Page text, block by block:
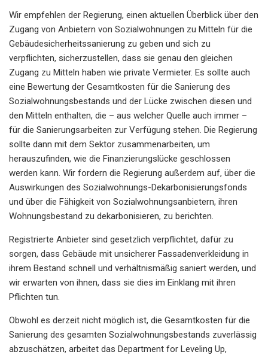
Wir empfehlen der Regierung, einen aktuellen Überblick über den
Zugang von Anbietern von Sozialwohnungen zu Mitteln für die
Gebäudesicherheitssanierung zu geben und sich zu
verpflichten, sicherzustellen, dass sie genau den gleichen
Zugang zu Mitteln haben wie private Vermieter. Es sollte auch
eine Bewertung der Gesamtkosten für die Sanierung des
Sozialwohnungsbestands und der Lücke zwischen diesen und
den Mitteln enthalten, die – aus welcher Quelle auch immer –
für die Sanierungsarbeiten zur Verfügung stehen. Die Regierung
sollte dann mit dem Sektor zusammenarbeiten, um
herauszufinden, wie die Finanzierungslücke geschlossen
werden kann. Wir fordern die Regierung außerdem auf, über die
Auswirkungen des Sozialwohnungs-Dekarbonisierungsfonds
und über die Fähigkeit von Sozialwohnungsanbietern, ihren
Wohnungsbestand zu dekarbonisieren, zu berichten.
Registrierte Anbieter sind gesetzlich verpflichtet, dafür zu
sorgen, dass Gebäude mit unsicherer Fassadenverkleidung in
ihrem Bestand schnell und verhältnismäßig saniert werden, und
wir erwarten von ihnen, dass sie dies im Einklang mit ihren
Pflichten tun.
Obwohl es derzeit nicht möglich ist, die Gesamtkosten für die
Sanierung des gesamten Sozialwohnungsbestands zuverlässig
abzuschätzen, arbeitet das Department for Leveling Up,